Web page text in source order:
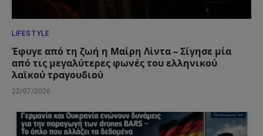
LIFESTYLE
Έφυγε από τη ζωή η Μαίρη Λίντα – Σίγησε μία
από τις μεγαλύτερες φωνές του ελληνικού
λαϊκού τραγουδιού
22/07/2026